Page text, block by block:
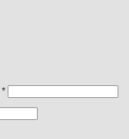
*Vereist